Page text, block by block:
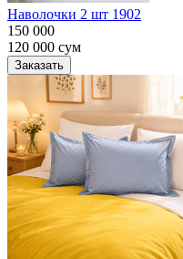
Наволочки 2 шт 1902
150 000
120 000 сум
Заказать